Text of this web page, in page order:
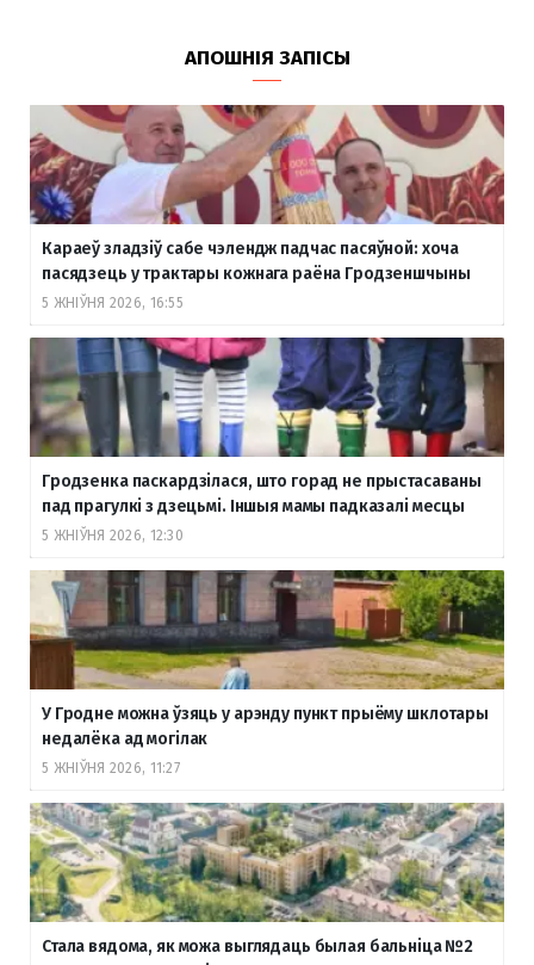
АПОШНІЯ ЗАПІСЫ
Караеў зладзіў сабе чэлендж падчас пасяўной: хоча
пасядзець у трактары кожнага раёна Гродзеншчыны
5 ЖНІЎНЯ 2026, 16:55
Гродзенка паскардзілася, што горад не прыстасаваны
пад прагулкі з дзецьмі. Іншыя мамы падказалі месцы
5 ЖНІЎНЯ 2026, 12:30
У Гродне можна ўзяць у арэнду пункт прыёму шклотары
недалёка ад могілак
5 ЖНІЎНЯ 2026, 11:27
Стала вядома, як можа выглядаць былая бальніца №2